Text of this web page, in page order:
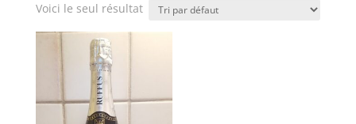
Voici le seul résultat